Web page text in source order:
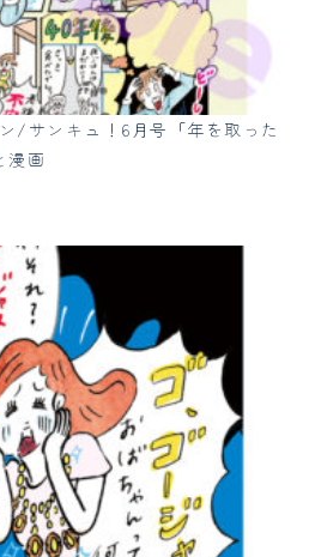
/サンキュ！6月号「年を取った
漫画